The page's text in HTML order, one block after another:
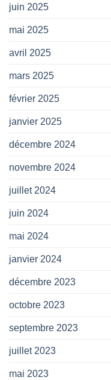
juin 2025
mai 2025
avril 2025
mars 2025
février 2025
janvier 2025
décembre 2024
novembre 2024
juillet 2024
juin 2024
mai 2024
janvier 2024
décembre 2023
octobre 2023
septembre 2023
juillet 2023
mai 2023